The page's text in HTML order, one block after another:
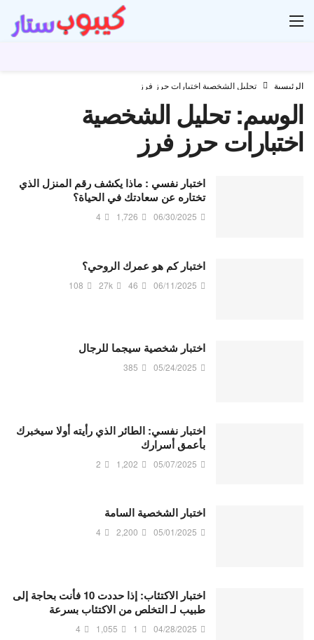
الرئيسية تحليل الشخصية اختبارات حرز فرز
الوسم:تحليل الشخصية
اختبارات حرز فرز
اختبار نفسي : ماذا يكشف رقم المنزل الذي
تختاره عن سعادتك في الحياة؟
06/30/2025
1,726
4
اختبار كم هو عمرك الروحي؟
06/11/2025
46
27k
108
اختبار شخصية سيجما للرجال
05/24/2025
385
اختبار نفسي: الطائر الذي رأيته أولا سيخبرك
بأعمق أسرارك
05/07/2025
1,202
2
اختبار الشخصية السامة
05/01/2025
2,200
4
اختبار الاكتئاب: إذا حددت 10 فأنت بحاجة إلى
طبيب لـ التخلص من الاكتئاب بسرعة
04/28/2025
1
1,055
4